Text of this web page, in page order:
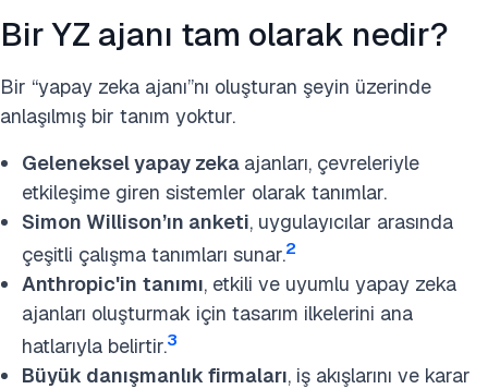
Bir YZ ajanı tam olarak nedir?
Bir “yapay zeka ajanı”nı oluşturan şeyin üzerinde
anlaşılmış bir tanım yoktur.
Geleneksel yapay zeka ajanları, çevreleriyle
etkileşime giren sistemler olarak tanımlar.
Simon Willison’ın anketi, uygulayıcılar arasında
çeşitli çalışma tanımları sunar.2
Anthropic'in tanımı, etkili ve uyumlu yapay zeka
ajanları oluşturmak için tasarım ilkelerini ana
hatlarıyla belirtir.3
Büyük danışmanlık firmaları, iş akışlarını ve karar